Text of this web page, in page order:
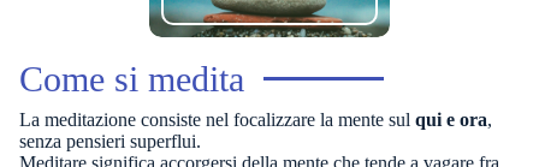
Come si medita
La meditazione consiste nel focalizzare la mente sul qui e ora,
senza pensieri superflui.
Meditare significa accorgersi della mente che tende a vagare fra